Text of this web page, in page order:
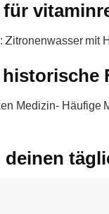
für
m𝗂t
Medizin-
deinen